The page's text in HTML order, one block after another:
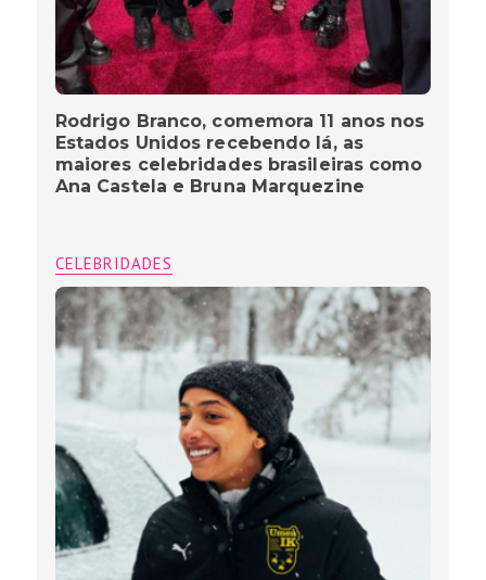
Rodrigo Branco, comemora 11 anos nos
Estados Unidos recebendo lá, as
maiores celebridades brasileiras como
Ana Castela e Bruna Marquezine
CELEBRIDADES